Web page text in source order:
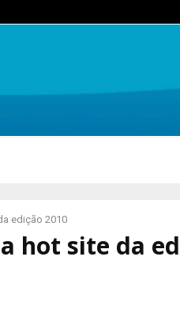
edição 2010
hot site da